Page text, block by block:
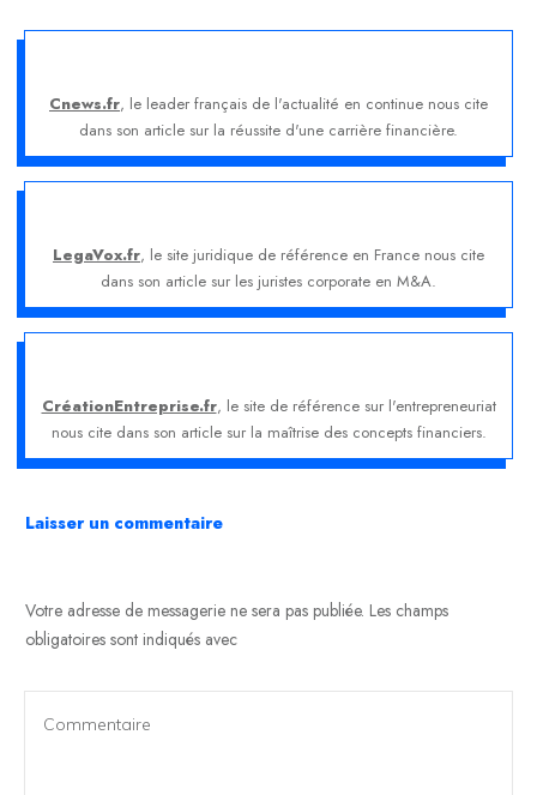
Cnews.fr, le leader français de l'actualité en continue nous cite
dans son article sur la réussite d'une carrière financière.
LegaVox.fr, le site juridique de référence en France nous cite
dans son article sur les juristes corporate en M&A.
CréationEntreprise.fr, le site de référence sur l'entrepreneuriat
nous cite dans son article sur la maîtrise des concepts financiers.
Laisser un commentaire
Votre adresse de messagerie ne sera pas publiée. Les champs
obligatoires sont indiqués avec